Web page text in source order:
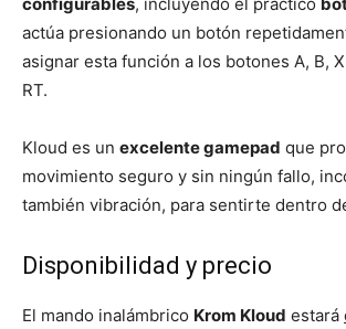
actúa presionando un botón
asignar esta función a los botones A, B,
RT.
Kloud es un excelente gamepad que
movimiento seguro y sin ningún fallo,
también vibración, para sentirte dentro
Disponibilidad y precio
El mando inalámbrico Krom Kloud estará